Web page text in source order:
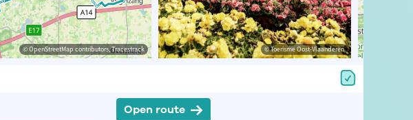
© OpenStreetMap contributors, Tracestrack © Toerisme Oost-Vlaanderen
© OpenStreetMap contributors, Tracestrack © Toerisme Oost-Vlaanderen
Open route